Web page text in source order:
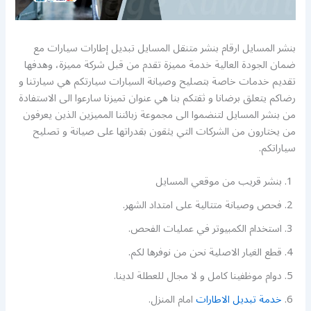
بنشر المسايل ارقام بنشر متنقل المسايل تبديل إطارات سيارات مع
ضمان الجودة العالية خدمة مميزة تقدم من قبل شركة مميزة، وهدفها
تقديم خدمات خاصة بتصليح وصيانة السيارات سيارتكم هي سيارتنا و
رضاكم يتعلق برضانا و ثقتكم بنا هي عنوان تميزنا سارعوا الى الاستفادة
من بنشر المسايل لتنضموا الى مجموعة زبائننا المميزين الذين يعرفون
من يختارون من الشركات التي يثقون بقدراتها على صيانة و تصليح
سياراتكم.
بنشر قريب من موقعي المسايل
فحص وصيانة متتالية على امتداد الشهر.
استخدام الكمبيوتر في عمليات الفحص.
قطع الغيار الاصلية نحن من نوفرها لكم.
دوام موظفينا كامل و لا مجال للعطلة لدينا.
خدمة تبديل الاطاراتامام المنزل.